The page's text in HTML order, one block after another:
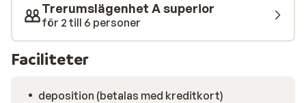
Trerumslägenhet A superior
för 2 till 6 personer
Faciliteter
deposition (betalas med kreditkort)